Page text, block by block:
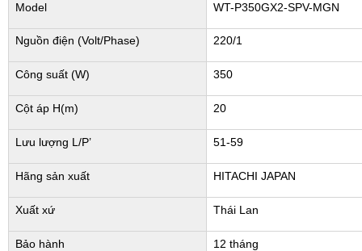
Model WT-P350GX2-SPV-MGN
Nguồn điện (Volt/Phase) 220/1
Công suất (W) 350
Cột áp H(m) 20
Lưu lượng L/P’ 51-59
Hãng sản xuất HITACHI JAPAN
Xuất xứ Thái Lan
Bảo hành 12 tháng